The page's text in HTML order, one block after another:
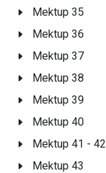
Mektup 35
Mektup 36
Mektup 37
Mektup 38
Mektup 39
Mektup 40
Mektup 41 - 42
Mektup 43